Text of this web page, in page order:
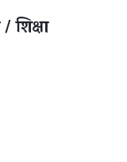
/ शिक्षा